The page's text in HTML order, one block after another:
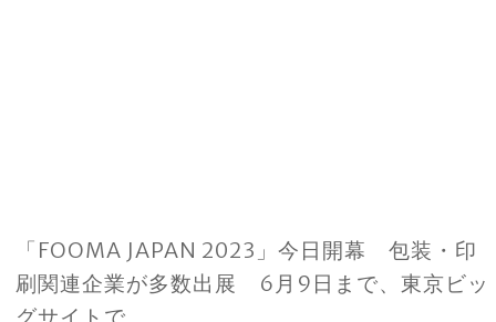
「FOOMA JAPAN 2023」今日開幕 包装・印
刷関連企業が多数出展 6月9日まで、東京ビッ
グサイトで